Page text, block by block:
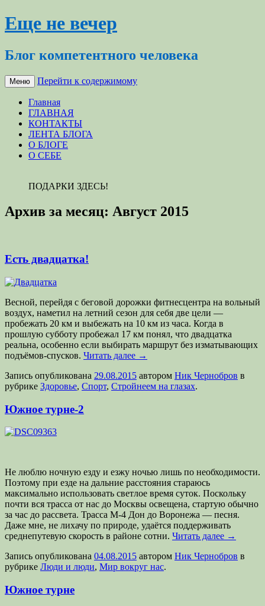
Еще не вечер
Блог компетентного человека
Меню Перейти к содержимому
Главная
ГЛАВНАЯ
КОНТАКТЫ
ЛЕНТА БЛОГА
О БЛОГЕ
О СЕБЕ
ПОДАРКИ ЗДЕСЬ!
Архив за месяц: Август 2015
Есть двадцатка!
Весной, перейдя с беговой дорожки фитнесцентра на вольный
воздух, наметил на летний сезон для себя две цели —
пробежать 20 км и выбежать на 10 км из часа. Когда в
прошлую субботу пробежал 17 км понял, что двадцатка
реальна, особенно если выбирать маршрут без изматывающих
подъёмов-спусков. Читать далее →
Запись опубликована 29.08.2015 автором Ник Чернобров в
рубрике Здоровье, Спорт, Стройнеем на глазах.
Южное турне-2
Не люблю ночную езду и езжу ночью лишь по необходимости.
Поэтому при езде на дальние расстояния стараюсь
максимально использовать светлое время суток. Поскольку
почти вся трасса от нас до Москвы освещена, стартую обычно
за час до рассвета. Трасса М-4 Дон до Воронежа — песня.
Даже мне, не лихачу по природе, удаётся поддерживать
среднепутевую скорость в районе сотни. Читать далее →
Запись опубликована 04.08.2015 автором Ник Чернобров в
рубрике Люди и люди, Мир вокруг нас.
Южное турне